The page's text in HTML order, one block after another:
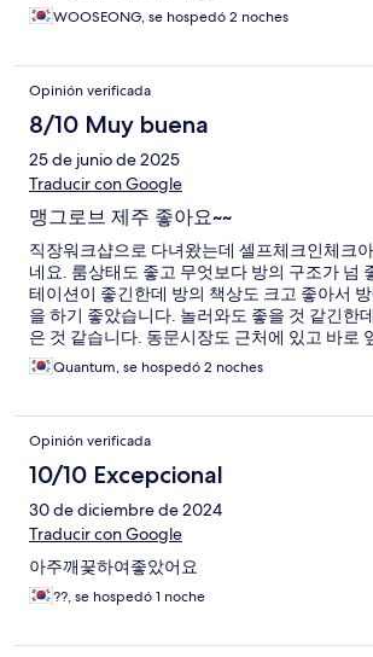
WOOSEONG, se hospedó 2 noches
Opinión verificada
8/10 Muy buena
25 de junio de 2025
Traducir con Google
맹그로브 제주 좋아요~~
직장워크샵으로 다녀왔는데 셀프체크인체크
네요. 룸상태도 좋고 무엇보다 방의 구조가 넘
테이션이 좋긴한데 방의 책상도 크고 좋아서
을 하기 좋았습니다. 놀러와도 좋을 것 같긴한
은 것 같습니다. 동문시장도 근처에 있고 바로
주일 일하러 와도 좋을 것 같습니다.
Quantum, se hospedó 2 noches
Opinión verificada
10/10 Excepcional
30 de diciembre de 2024
Traducir con Google
아주깨끛하여좋았어요
??, se hospedó 1 noche